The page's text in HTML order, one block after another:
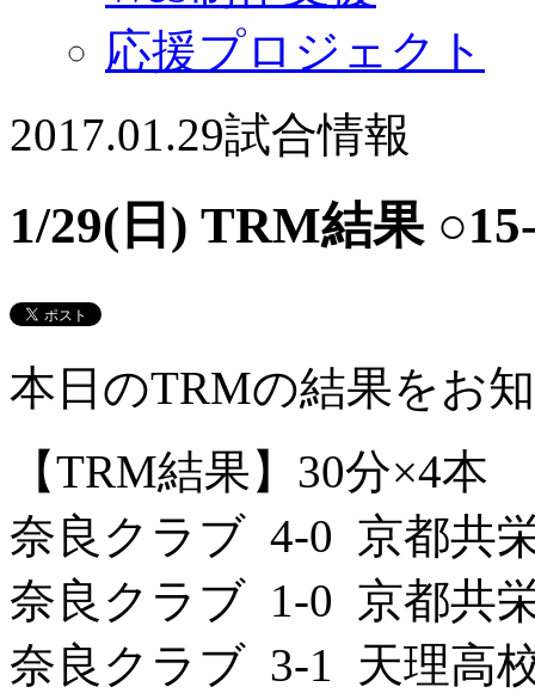
応援プロジェクト
2017.01.29試合情報
1/29(日) TRM結果
本日のTRMの結果をお
【TRM結果】30分×4本
奈良クラブ 4-0 京都共
奈良クラブ 1-0 京都共
奈良クラブ 3-1 天理高